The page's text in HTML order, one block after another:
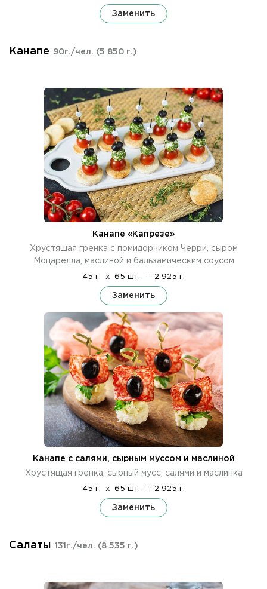
Заменить
Канапе 90г./чел. (5 850 г.)
Канапе «Капрезе»
Хрустящая гренка с помидорчиком Черри, сыром
Моцарелла, маслиной и бальзамическим соусом
45 г. x 65 шт. = 2 925 г.
Заменить
Канапе с салями, сырным муссом и маслиной
Хрустящая гренка, сырный мусс, салями и маслинка
45 г. x 65 шт. = 2 925 г.
Заменить
Салаты 131г./чел. (8 535 г.)